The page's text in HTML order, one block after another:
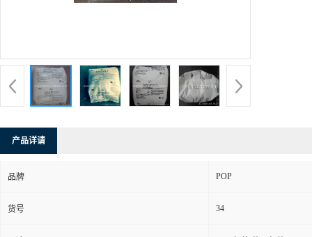
产品详请
品牌 POP
货号 34